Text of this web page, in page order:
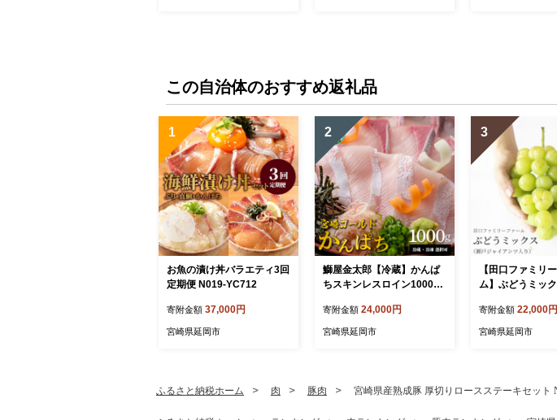
この自治体のおすすめ返礼品
1
お魚の漬け丼バラエティ3回
定期便 N019-YC712
寄附金額 37,000円
宮崎県延岡市
2
鰤屋金太郎【冷蔵】かんぱ
ちスキンレスロイン1000g
寄附金額 24,000円
宮崎県延岡市
3
【田口ファミリ
ム】ぶどうミッ
5kg～2kg)(2026
開始) N053-
寄附金額 22,000円
宮崎県延岡市
ふるさと納税ホーム 肉 豚肉 宮崎県産熟成豚 厚切りロースステーキセット